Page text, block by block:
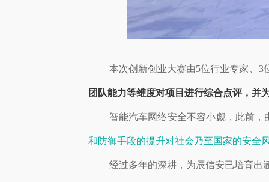
本次创新创业大赛由5位行业专家、
团队能力等维度对项目进行综合点评，并
智能汽车网络安全不容小觑，此前
和防御手段的提升对社会乃至国家的安全
经过多年的深耕，为辰信安已培育出